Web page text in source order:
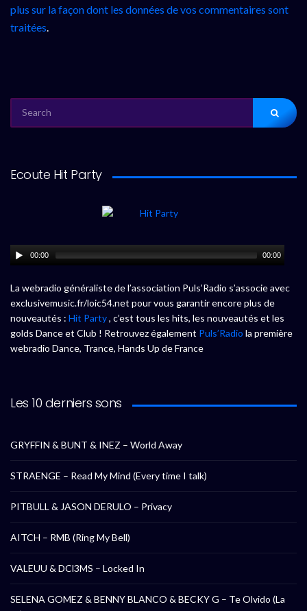
plus sur la façon dont les données de vos commentaires sont
traitées.
FOR:
Ecoute Hit Party
00:00 00:00
La webradio généraliste de l’association Puls’Radio s’associe avec
exclusivemusic.fr/loic54.net pour vous garantir encore plus de
nouveautés : Hit Party, c’est tous les hits, les nouveautés et les
golds Dance et Club ! Retrouvez également Puls’Radio la première
webradio Dance, Trance, Hands Up de France
Les 10 derniers sons
GRYFFIN & BUNT & INEZ – World Away
STRAENGE – Read My Mind (Every time I talk)
PITBULL & JASON DERULO – Privacy
AITCH – RMB (Ring My Bell)
VALEUU & DCl3MS – Locked In
SELENA GOMEZ & BENNY BLANCO & BECKY G – Te Olvido (La